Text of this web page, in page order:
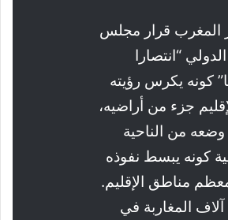
المغرب قرار مجلس
“انتصارا
كونه يكرس رؤيته
جزء من أراضيه،
وضعه من الناحية
كونه يبسط نفوذه
مناطق الإقليم.
المغاربة في